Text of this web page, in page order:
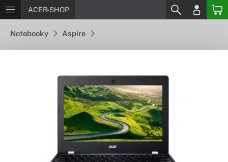
ACER-SHOP
Notebooky Aspire